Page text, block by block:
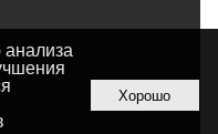
анализа
Хорошо